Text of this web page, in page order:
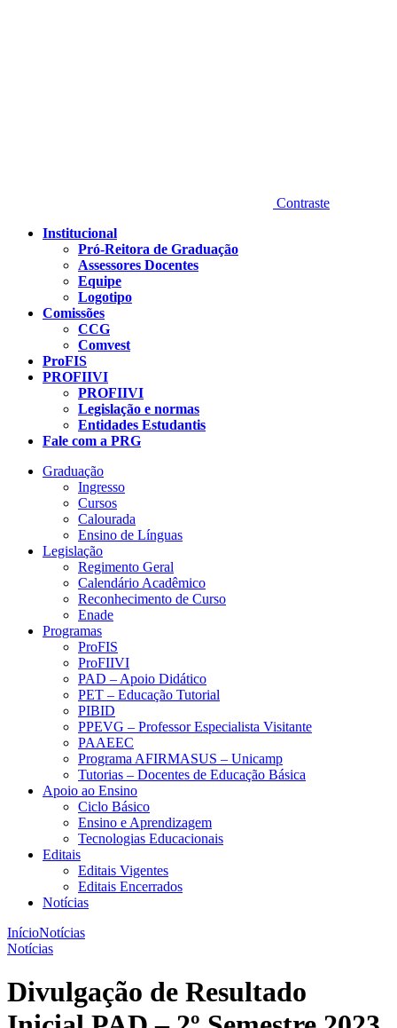
Contraste
Institucional
Pró-Reitora de Graduação
Assessores Docentes
Equipe
Logotipo
Comissões
CCG
Comvest
ProFIS
PROFIIVI
PROFIIVI
Legislação e normas
Entidades Estudantis
Fale com a PRG
Graduação
Ingresso
Cursos
Calourada
Ensino de Línguas
Legislação
Regimento Geral
Calendário Acadêmico
Reconhecimento de Curso
Enade
Programas
ProFIS
ProFIIVI
PAD – Apoio Didático
PET – Educação Tutorial
PIBID
PPEVG – Professor Especialista Visitante
PAAEEC
Programa AFIRMASUS – Unicamp
Tutorias – Docentes de Educação Básica
Apoio ao Ensino
Ciclo Básico
Ensino e Aprendizagem
Tecnologias Educacionais
Editais
Editais Vigentes
Editais Encerrados
Notícias
InícioNotícias
Notícias
Divulgação de Resultado